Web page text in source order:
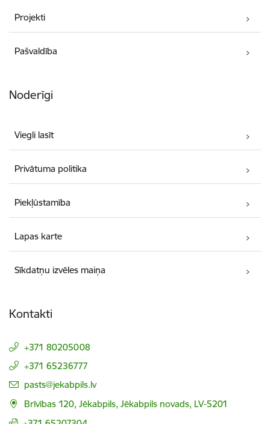
Projekti
Pašvaldība
Noderīgi
Viegli lasīt
Privātuma politika
Piekļūstamība
Lapas karte
Sīkdatņu izvēles maiņa
Kontakti
+371 80205008
+371 65236777
E-pasts:
pasts@jekabpils.lv
Brīvības 120, Jēkabpils, Jēkabpils novads, LV-5201